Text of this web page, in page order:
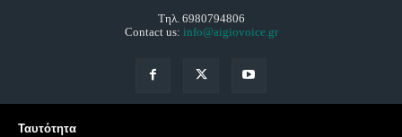
Τηλ. 6980794806
Contact us: info@aigiovoice.gr
Ταυτότητα